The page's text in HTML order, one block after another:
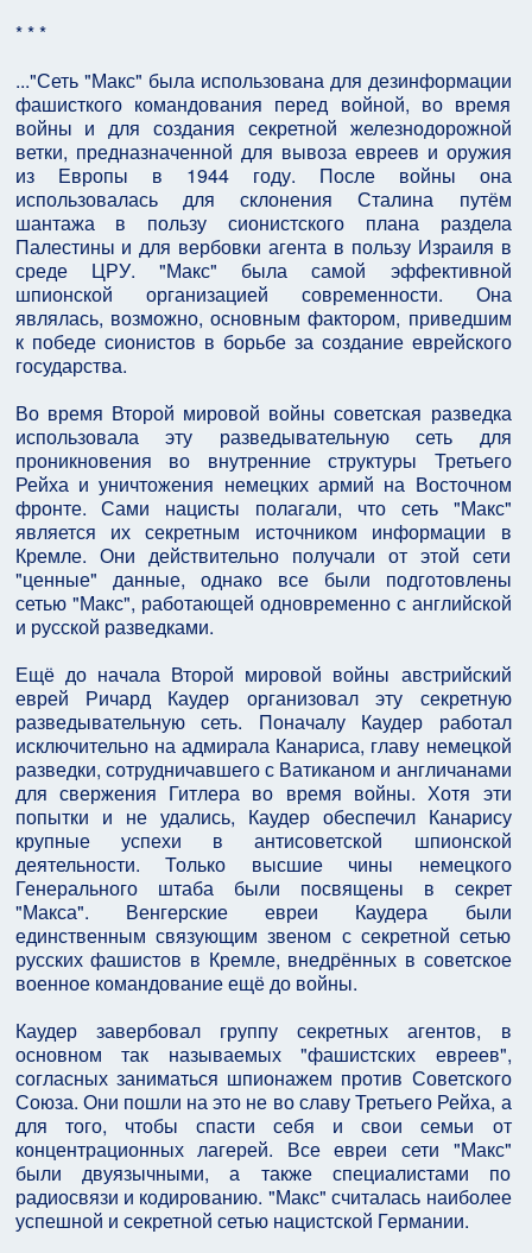
* * *
..."Сеть "Макс" была использована для дезинформации
фашисткого командования перед войной, во время
войны и для создания секретной железнодорожной
ветки, предназначенной для вывоза евреев и оружия
из Европы в 1944 году. После войны она
использовалась для склонения Сталина путём
шантажа в пользу сионистского плана раздела
Палестины и для вербовки агента в пользу Израиля в
среде ЦРУ. "Макс" была самой эффективной
шпионской организацией современности. Она
являлась, возможно, основным фактором, приведшим
к победе сионистов в борьбе за создание еврейского
государства.
Во время Второй мировой войны советская разведка
использовала эту разведывательную сеть для
проникновения во внутренние структуры Третьего
Рейха и уничтожения немецких армий на Восточном
фронте. Сами нацисты полагали, что сеть "Макс"
является их секретным источником информации в
Кремле. Они действительно получали от этой сети
"ценные" данные, однако все были подготовлены
сетью "Макс", работающей одновременно с английской
и русской разведками.
Ещё до начала Второй мировой войны австрийский
еврей Ричард Каудер организовал эту секретную
разведывательную сеть. Поначалу Каудер работал
исключительно на адмирала Канариса, главу немецкой
разведки, сотрудничавшего с Ватиканом и англичанами
для свержения Гитлера во время войны. Хотя эти
попытки и не удались, Каудер обеспечил Канарису
крупные успехи в антисоветской шпионской
деятельности. Только высшие чины немецкого
Генерального штаба были посвящены в секрет
"Макса". Венгерские евреи Каудера были
единственным связующим звеном с секретной сетью
русских фашистов в Кремле, внедрённых в советское
военное командование ещё до войны.
Каудер завербовал группу секретных агентов, в
основном так называемых "фашистских евреев",
согласных заниматься шпионажем против Советского
Союза. Они пошли на это не во славу Третьего Рейха, а
для того, чтобы спасти себя и свои семьи от
концентрационных лагерей. Все евреи сети "Макс"
были двуязычными, а также специалистами по
радиосвязи и кодированию. "Макс" считалась наиболее
успешной и секретной сетью нацистской Германии.